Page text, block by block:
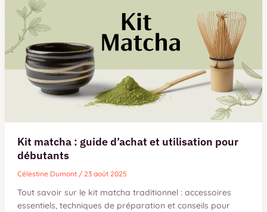
Kit matcha : guide d’achat et utilisation pour
débutants
Célestine Dumont / 23 août 2025
Tout savoir sur le kit matcha traditionnel : accessoires
essentiels, techniques de préparation et conseils pour